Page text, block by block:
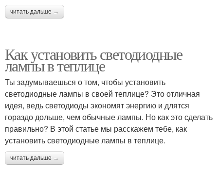
читать дальше →
Как установить светодиодные
лампы в теплице
Ты задумываешься о том, чтобы установить
светодиодные лампы в своей теплице? Это отличная
идея, ведь светодиоды экономят энергию и длятся
гораздо дольше, чем обычные лампы. Но как это сделать
правильно? В этой статье мы расскажем тебе, как
установить светодиодные лампы в теплице.
читать дальше →